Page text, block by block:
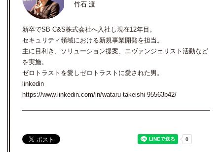
竹石 渡
新卒でSB C&S株式会社へ入社し現在12年目。
セキュリティ領域における新規事業開発を担当。
主に目利き、ソリューション提案、エヴァンジェリスト活動など
を実施。
ゼロトラストを愛しゼロトラストに愛された男。
linkedin
https://www.linkedin.com/in/wataru-takeishi-95563b42/